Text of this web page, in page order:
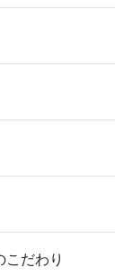
こだわり